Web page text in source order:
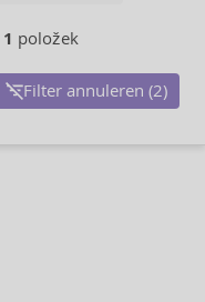
1 položek
Filter annuleren (2)